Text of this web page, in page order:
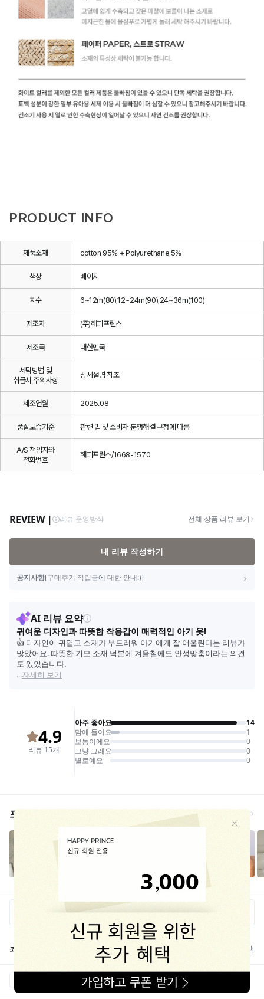
PRODUCT INFO
제품소재 cotton 95% + Polyurethane 5%
색상 베이지
치수 6~12m(80),12~24m(90),24~36m(100)
제조자 (주)해피프린스
제조국 대한민국
세탁방법 및
취급시 주의사항
상세설명 참조
제조연월 2025.08
품질보증기준 관련 법 및 소비자 분쟁해결 규정에 따름
A/S 책임자와
전화번호
해피프린스/1668-1570